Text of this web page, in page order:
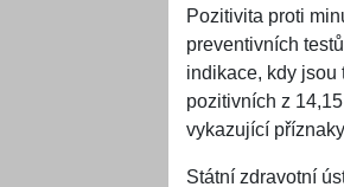
Pozitivita proti
preventivních
indikace, kdy jsou
pozitivních z
vykazující
Státní zdravotní